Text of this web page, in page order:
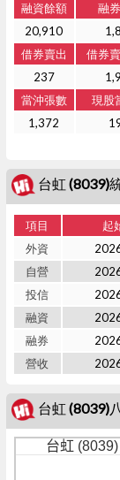
融資餘額
融
20,910
借券賣出
借券
237
當沖張數
現股
1,372
台虹 (8039)
項目 起
外資
自營
投信
融資
融券
營收
台虹 (8039)
台虹 (8039)